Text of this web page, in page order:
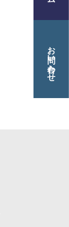
お問い合わせ